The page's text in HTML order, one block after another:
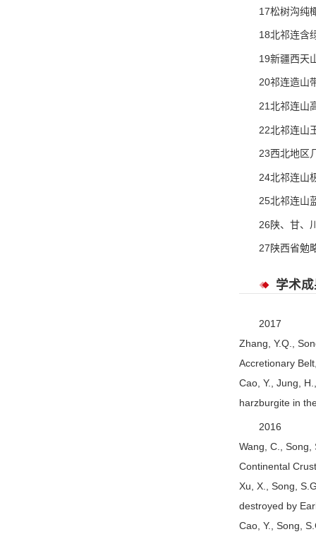
17松树沟纯
18北祁连含
19新疆西天
20祁连造山
21北祁连山
22北祁连山
23西北地区
24北祁连山
25北祁连山
26陕、甘、
27陕西省勉
学术
2017
Zhang, Y.Q.,
Accretionary
Cao, Y., Jung,
harzburgite in
2016
Wang, C., Song,
Continental
Xu, X., Song,
destroyed by
Cao, Y., Song,